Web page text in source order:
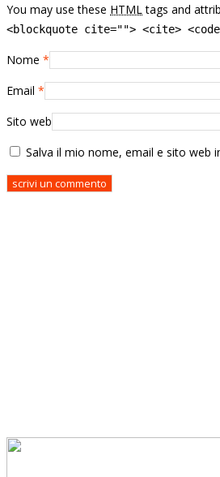
You may use these HTML tags and
<blockquote cite=""> <cite>
Nome *
Email *
Sito web
Salva il mio nome, email e sito web